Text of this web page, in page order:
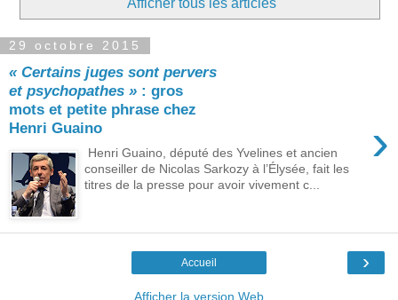
Afficher tous les articles
29 octobre 2015
« Certains juges sont pervers
et psychopathes » : gros
mots et petite phrase chez
Henri Guaino
›
Henri Guaino, député des Yvelines et ancien
conseiller de Nicolas Sarkozy à l’Élysée, fait les
titres de la presse pour avoir vivement c...
›
Accueil
Afficher la version Web